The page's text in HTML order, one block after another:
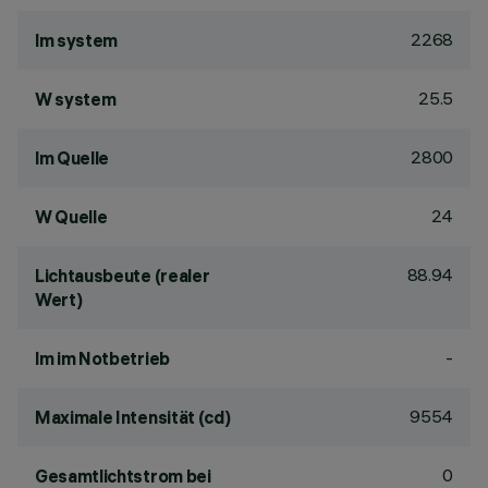
lm system 2268
W system 25.5
lm Quelle 2800
W Quelle 24
Lichtausbeute (realer
Wert)
88.94
lm im Notbetrieb -
Maximale Intensität (cd) 9554
Gesamtlichtstrom bei
0